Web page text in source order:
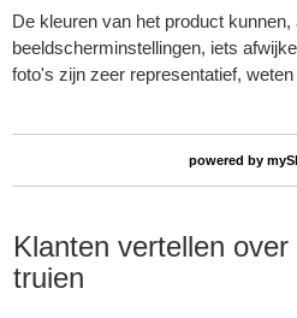
De kleuren van het product
beeldscherminstellingen, iets
foto's zijn zeer representatief,
powered by
Klanten vertellen
truien